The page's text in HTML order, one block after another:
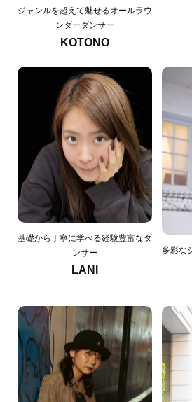
ジャンルを超えて魅せるオールラウ
ンダーダンサー
KOTONO
基礎から丁寧に学べる経験豊富なダ
ンサー
LANI
多彩な